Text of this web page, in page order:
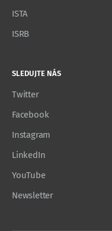
ISTA
ISRB
SLEDUJTE NÁS
Twitter
Facebook
Instagram
LinkedIn
YouTube
Newsletter